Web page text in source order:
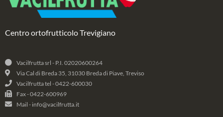
Centro ortofrutticolo Trevigiano
Vacilfrutta srl - P.I. 02020600264
Via Cal di Breda 35, 31030 Breda di Piave, Treviso
Vacilfrutta tel - 0422-600030
Fax - 0422-600969
Mail - info@vacilfrutta.it